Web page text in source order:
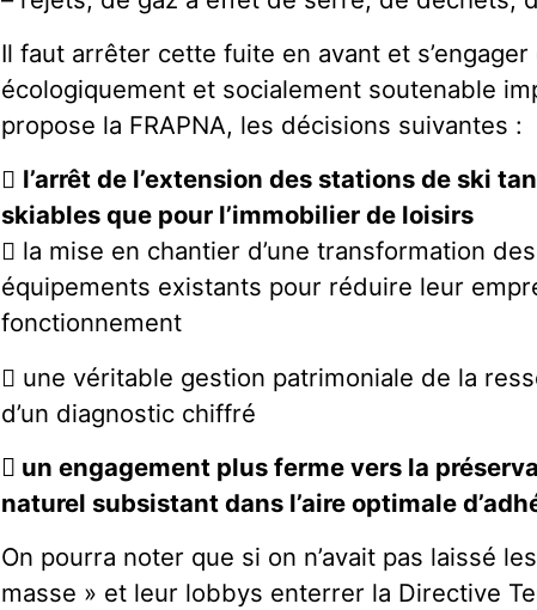
Il faut arrêter cette fuite en avant et
écologiquement et socialement soutenable
propose la FRAPNA, les décisions suivantes :
 l’arrêt de l’extension des stations de ski
skiables que pour l’immobilier de loisirs
 la mise en chantier d’une transformation
équipements existants pour réduire leur
fonctionnement
 une véritable gestion patrimoniale de la
d’un diagnostic chiffré
 un engagement plus ferme vers la
naturel subsistant dans l’aire optimale
On pourra noter que si on n’avait pas laissé
masse » et leur lobbys enterrer la Directive